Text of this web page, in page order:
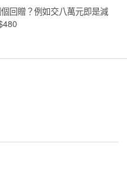
回贈？例如交八萬元即是減